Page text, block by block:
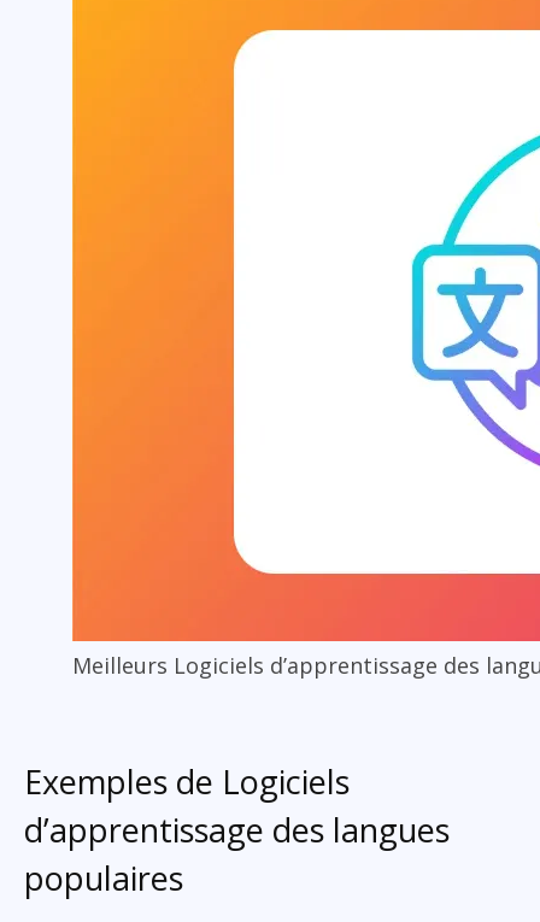
Meilleurs Logiciels d’apprentissage des
Exemples de Logiciels
d’apprentissage des langues
populaires